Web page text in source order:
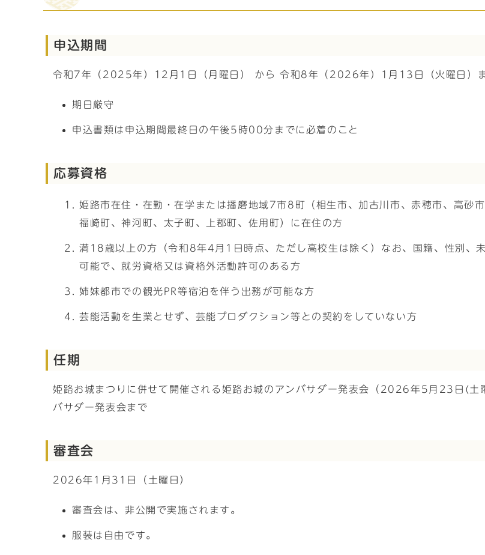
申込期間
令和7年（2025年）12月1日（月曜日） から 令和8年（2026年）1月13日（火曜日）
期日厳守
申込書類は申込期間最終日の午後5時00分までに必着のこと
応募資格
姫路市在住・在勤・在学または播磨地域7市8町（相生市、加古川市、赤穂市、高砂
福崎町、神河町、太子町、上郡町、佐用町）に在住の方
満18歳以上の方（令和8年4月1日時点、ただし高校生は除く）なお、国籍、性別、
可能で、就労資格又は資格外活動許可のある方
姉妹都市での観光PR等宿泊を伴う出務が可能な方
芸能活動を生業とせず、芸能プロダクション等との契約をしていない方
任期
姫路お城まつりに併せて開催される姫路お城のアンバサダー発表会（2026年5月23日(
バサダー発表会まで
審査会
2026年1月31日（土曜日）
審査会は、非公開で実施されます。
服装は自由です。